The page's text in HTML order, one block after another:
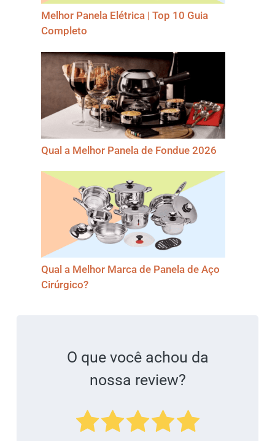
Melhor Panela Elétrica | Top 10 Guia
Completo
Qual a Melhor Panela de Fondue 2026
Qual a Melhor Marca de Panela de Aço
Cirúrgico?
O que você achou da
nossa review?